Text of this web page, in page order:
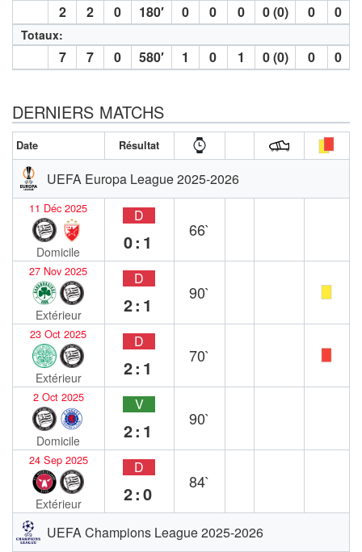
2
2 0 180′ 0 0 0 0 (0) 0 0
Totaux:
7 7 0 580′ 1 0 1 0 (0) 0 0
DERNIERS MATCHS
Date Résultat
UEFA Europa League 2025-2026
11 Déc 2025
Domicile
D
0:1
66`
27 Nov 2025
Extérieur
D
2:1
90`
23 Oct 2025
Extérieur
D
2:1
70`
2 Oct 2025
Domicile
V
2:1
90`
24 Sep 2025
Extérieur
D
2:0
84`
UEFA Champions League 2025-2026